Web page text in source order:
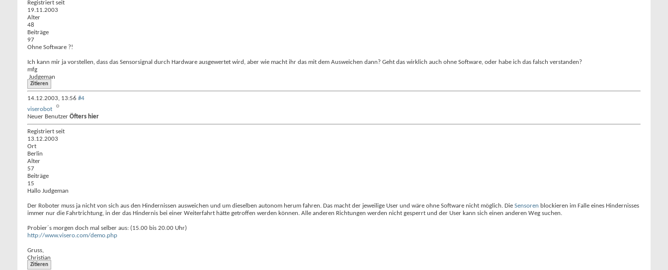
Registriert seit
19.11.2003
Alter
48
Beiträge
97
Ohne Software ?!
Ich kann mir ja vorstellen, dass das Sensorsignal durch Hardware ausgewertet wird, aber wie macht ihr das mit dem Ausweichen dann? Geht das wirklich auch ohne Software, oder habe ich das falsch verstanden?
mfg
Judgeman
Zitieren
14.12.2003, 13:56 #4
viserobot
Neuer Benutzer Öfters hier
Registriert seit
13.12.2003
Ort
Berlin
Alter
57
Beiträge
15
Hallo Judgeman
Der Roboter muss ja nicht von sich aus den Hindernissen ausweichen und um dieselben autonom herum fahren. Das macht der jeweilige User und wäre ohne Software nicht möglich. Die Sensoren blockieren im Falle eines Hindernisses
immer nur die Fahrtrichtung, in der das Hindernis bei einer Weiterfahrt hätte getroffen werden können. Alle anderen Richtungen werden nicht gesperrt und der User kann sich einen anderen Weg suchen.
Probier´s morgen doch mal selber aus: (15.00 bis 20.00 Uhr)
http://www.visero.com/demo.php
Gruss,
Christian
Zitieren